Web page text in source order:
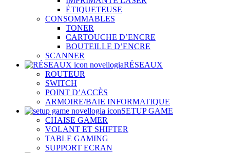
ÉTIQUETEUSE
CONSOMMABLES
TONER
CARTOUCHE D’ENCRE
BOUTEILLE D’ENCRE
SCANNER
RÉSEAUX
ROUTEUR
SWITCH
POINT D’ACCÈS
ARMOIRE/BAIE INFORMATIQUE
SETUP GAME
CHAISE GAMER
VOLANT ET SHIFTER
TABLE GAMING
SUPPORT ECRAN